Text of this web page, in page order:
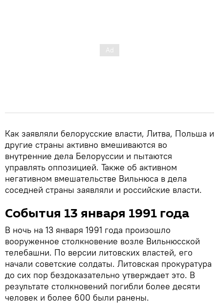
Как заявляли белорусские власти, Литва, Польша и
другие страны активно вмешиваются во
внутренние дела Белоруссии и пытаются
управлять оппозицией. Также об активном
негативном вмешательстве Вильнюса в дела
соседней страны заявляли и российские власти.
События 13 января 1991 года
В ночь на 13 января 1991 года произошло
вооруженное столкновение возле Вильнюсской
телебашни. По версии литовских властей, его
начали советские солдаты. Литовская прокуратура
до сих пор бездоказательно утверждает это. В
результате столкновений погибли более десяти
человек и более 600 были ранены.